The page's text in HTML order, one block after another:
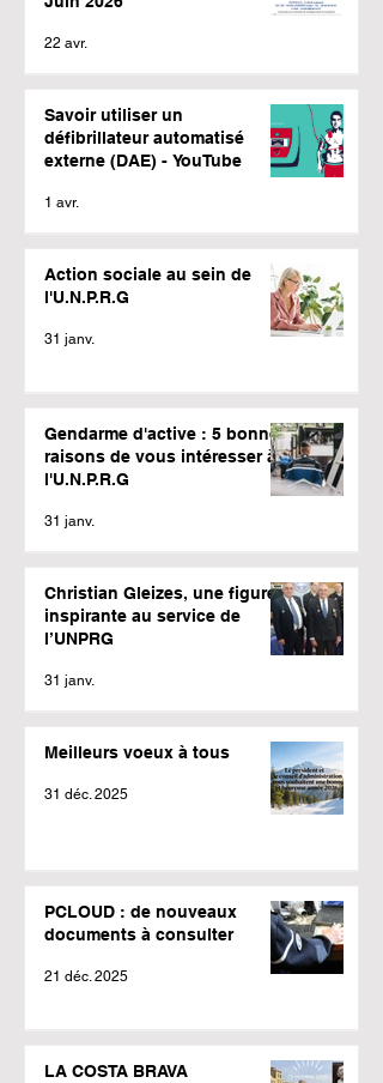
22 avr.
Savoir utiliser un
défibrillateur automatisé
externe (DAE) - YouTube
1 avr.
Action sociale au sein de
l'U.N.P.R.G
31 janv.
Gendarme d'active : 5 bonnes
raisons de vous intéresser à
l'U.N.P.R.G
31 janv.
Christian Gleizes, une figure
inspirante au service de
l’UNPRG
31 janv.
Meilleurs voeux à tous
31 déc. 2025
PCLOUD : de nouveaux
documents à consulter
21 déc. 2025
LA COSTA BRAVA